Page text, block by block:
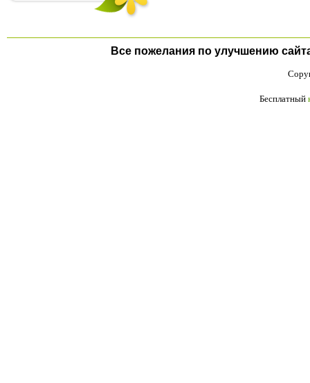
Все пожелания по улучшению
Бесплатный